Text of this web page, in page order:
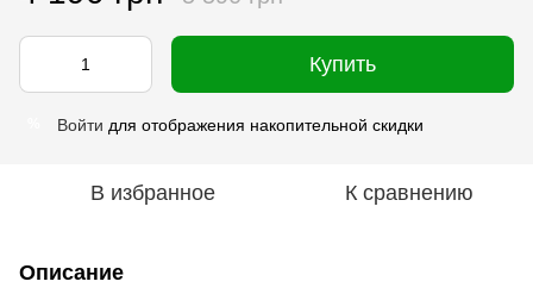
Купить
Войти для отображения накопительной скидки
В избранное К сравнению
Описание